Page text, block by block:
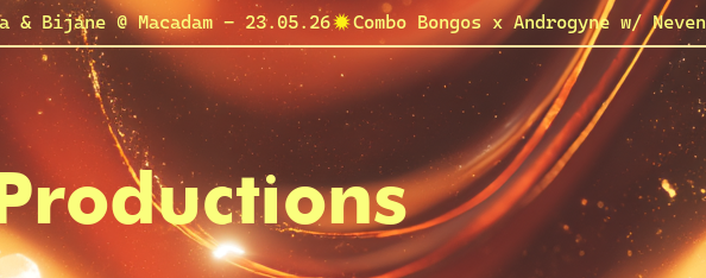
& Bijane @ Macadam - 23.05.26